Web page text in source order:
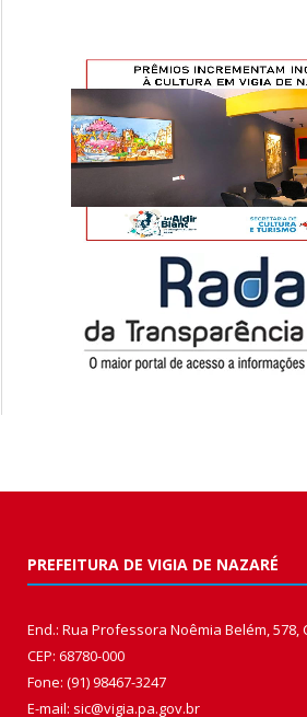
PREFEITURA DE VIGIA DE NAZARÉ
End.: Rua Professora Noêmia Belém, 578,
CEP: 68780-000
Fone: (91) 98467-3247
E-mail: sic@vigia.pa.gov.br